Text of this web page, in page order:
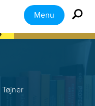
Menu